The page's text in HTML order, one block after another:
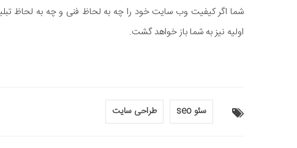
شما اگر کیفیت وب سایت خود را چه به لحاظ فنی و چه به لحاظ
اولیه نیز به شما باز خواهد گشت.
سئو seo طراحی سایت